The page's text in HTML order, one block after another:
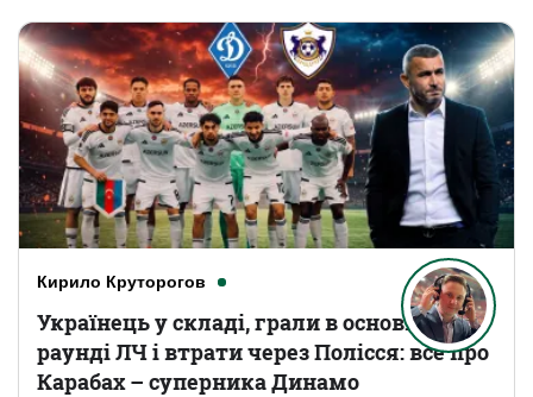
Кирило Круторогов
Українець у складі, грали в основному
раунді ЛЧ і втрати через Полісся: все про
Карабах – суперника Динамо